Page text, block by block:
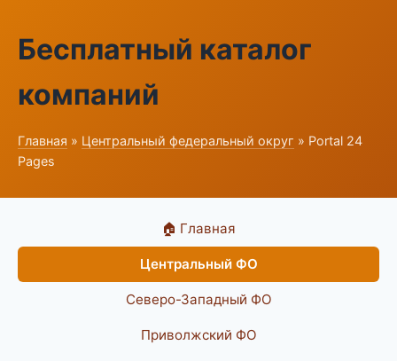
Бесплатный каталог
компаний
Главная » Центральный федеральный округ » Portal 24
Pages
🏠 Главная
Центральный ФО
Северо-Западный ФО
Приволжский ФО